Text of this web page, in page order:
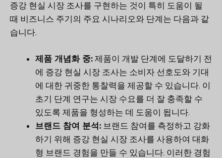
증강 현실 시장 조사를 구현하는 것이 특히 도움이 될
때 비즈니스 주기의 주요 시나리오와 단계는 다음과 같
습니다.
제품 개념화 중: 제품이 개발 단계에 도달하기 전
에 증강 현실 시장 조사는 소비자 선호도와 기대
에 대한 귀중한 통찰력을 제공할 수 있습니다. 이
초기 단계 연구는 시장 수요를 더 잘 충족할 수
있도록 제품을 형성하는 데 도움이 됩니다.
브랜드 참여 분석: 브랜드 참여를 측정하고 강화
하기 위해 증강 현실 시장 조사를 사용하여 대화
형 브랜드 경험을 만들 수 있습니다. 이러한 경험